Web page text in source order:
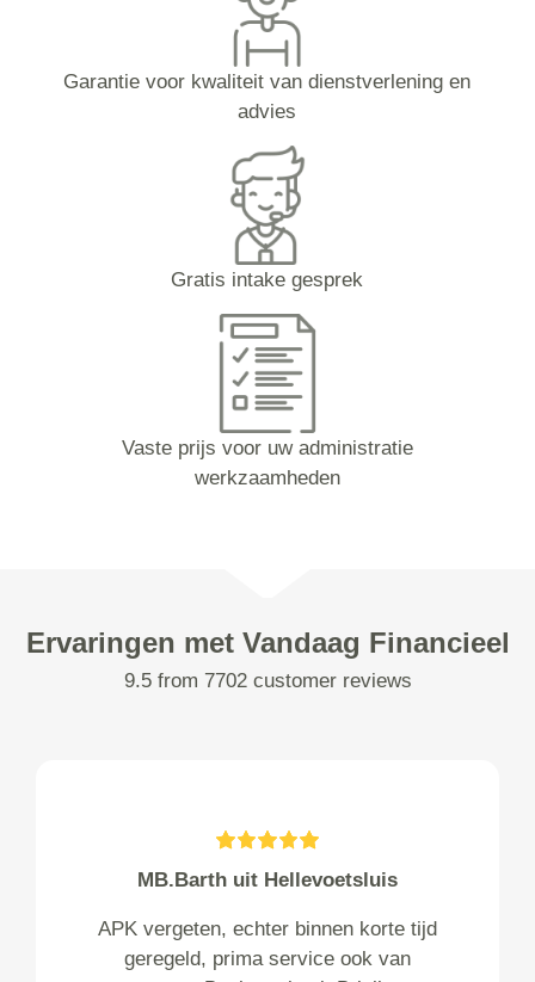
Garantie voor kwaliteit van dienstverlening en
advies
Gratis intake gesprek
Vaste prijs voor uw administratie
werkzaamheden
Ervaringen met Vandaag Financieel
9.5 from 7702 customer reviews
MB.Barth uit Hellevoetsluis
APK vergeten, echter binnen korte tijd
geregeld, prima service ook van